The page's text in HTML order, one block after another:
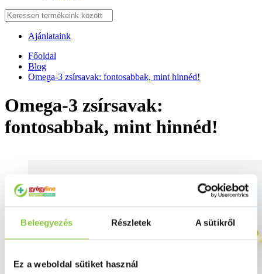
Beleegyezés Részletek A sütikről
Ez a weboldal sütiket használ
Ajánlataink
Főoldal
Blog
Omega-3 zsírsavak: fontosabbak, mint hinnéd!
Omega-3 zsírsavak:
fontosabbak, mint hinnéd!